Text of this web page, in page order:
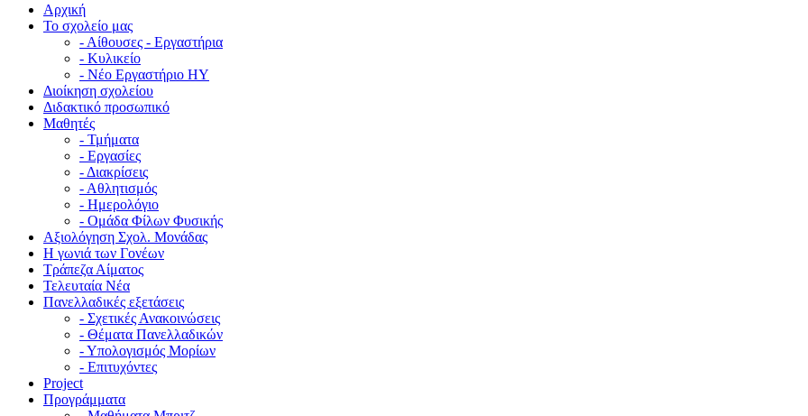
Αρχική
Το σχολείο μας
- Αίθουσες - Εργαστήρια
- Κυλικείο
- Νέο Εργαστήριο ΗΥ
Διοίκηση σχολείου
Διδακτικό προσωπικό
Μαθητές
- Τμήματα
- Εργασίες
- Διακρίσεις
- Αθλητισμός
- Ημερολόγιο
- Ομάδα Φίλων Φυσικής
Αξιολόγηση Σχολ. Μονάδας
Η γωνιά των Γονέων
Τράπεζα Αίματος
Τελευταία Νέα
Πανελλαδικές εξετάσεις
- Σχετικές Ανακοινώσεις
- Θέματα Πανελλαδικών
- Υπολογισμός Μορίων
- Επιτυχόντες
Project
Προγράμματα